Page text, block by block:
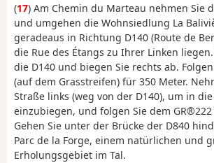
(17) Am Chemin du Marteau nehmen Sie
und umgehen die Wohnsiedlung La
geradeaus in Richtung D140 (Route de
die Rue des Étangs zu Ihrer Linken
die D140 und biegen Sie rechts ab.
(auf dem Grasstreifen) für 350 Meter.
Straße links (weg von der D140), um in die
einzubiegen, und folgen Sie dem
Gehen Sie unter der Brücke der D840
Parc de la Forge, einem natürlichen und
Erholungsgebiet im Tal.